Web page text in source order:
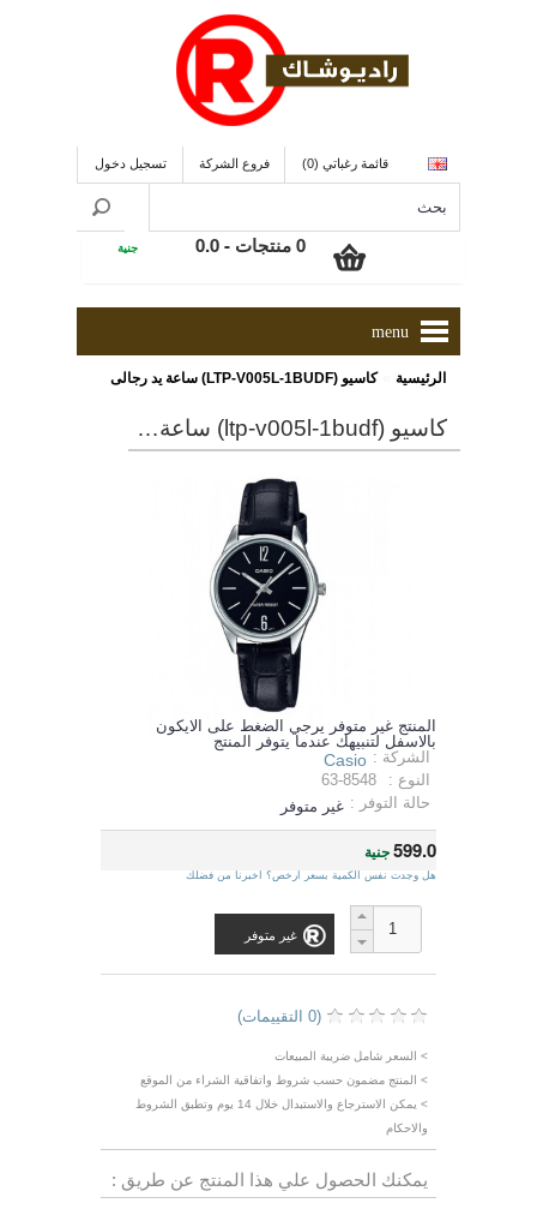
قائمة رغباتي (0) فروع الشركة تسجيل دخول
0 منتجات - 0.0 جنية
menu
الرئيسية »كاسيو (LTP-V005L-1BUDF) ساعة يد رجالى
كاسيو (ltp-v005l-1budf) ساعة يد رجالى
المنتج غير متوفر يرجي الضغط على الايكون
بالاسفل لتنبيهك عندما يتوفر المنتج
الشركة : Casio
النوع :
63-8548
حالة التوفر : غير متوفر
599.0جنية
هل وجدت نفس الكمية بسعر ارخص؟ اخبرنا من فضلك
غير متوفر
(0 التقييمات)
> السعر شامل ضريبة المبيعات
> المنتج مضمون حسب شروط واتفاقية الشراء من الموقع
> يمكن الاسترجاع والاستبدال خلال 14 يوم وتطبق الشروط
والاحكام
يمكنك الحصول علي هذا المنتج عن طريق :